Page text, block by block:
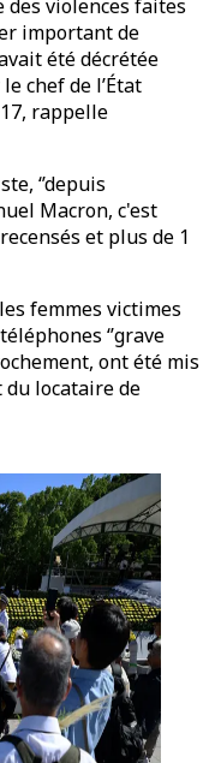
violences faites
important de
été décrétée
chef de l’État
rappelle
‘’depuis
Macron, c'est
et plus de 1
femmes victimes
‘’grave
ont été mis
du locataire de